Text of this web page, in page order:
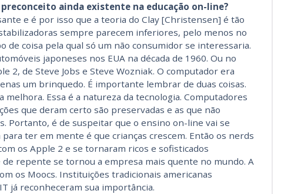
ainda existente na educação on-line?
e é por isso que a teoria do Clay [Christensen] é tão
sempre parecem inferiores, pelo menos no
de coisa pela qual só um não consumidor se interessaria.
japoneses nos EUA na década de 1960. Ou no
2, de Steve Jobs e Steve Wozniak. O computador era
um brinquedo. É importante lembrar de duas coisas.
melhora. Essa é a natureza da tecnologia. Computadores
que deram certo são preservadas e as que não
Portanto, é de suspeitar que o ensino on-line vai se
ter em mente é que crianças crescem. Então os nerds
os Apple 2 e se tornaram ricos e sofisticados
repente se tornou a empresa mais quente no mundo. A
os Moocs. Instituições tradicionais americanas
já reconheceram sua importância.